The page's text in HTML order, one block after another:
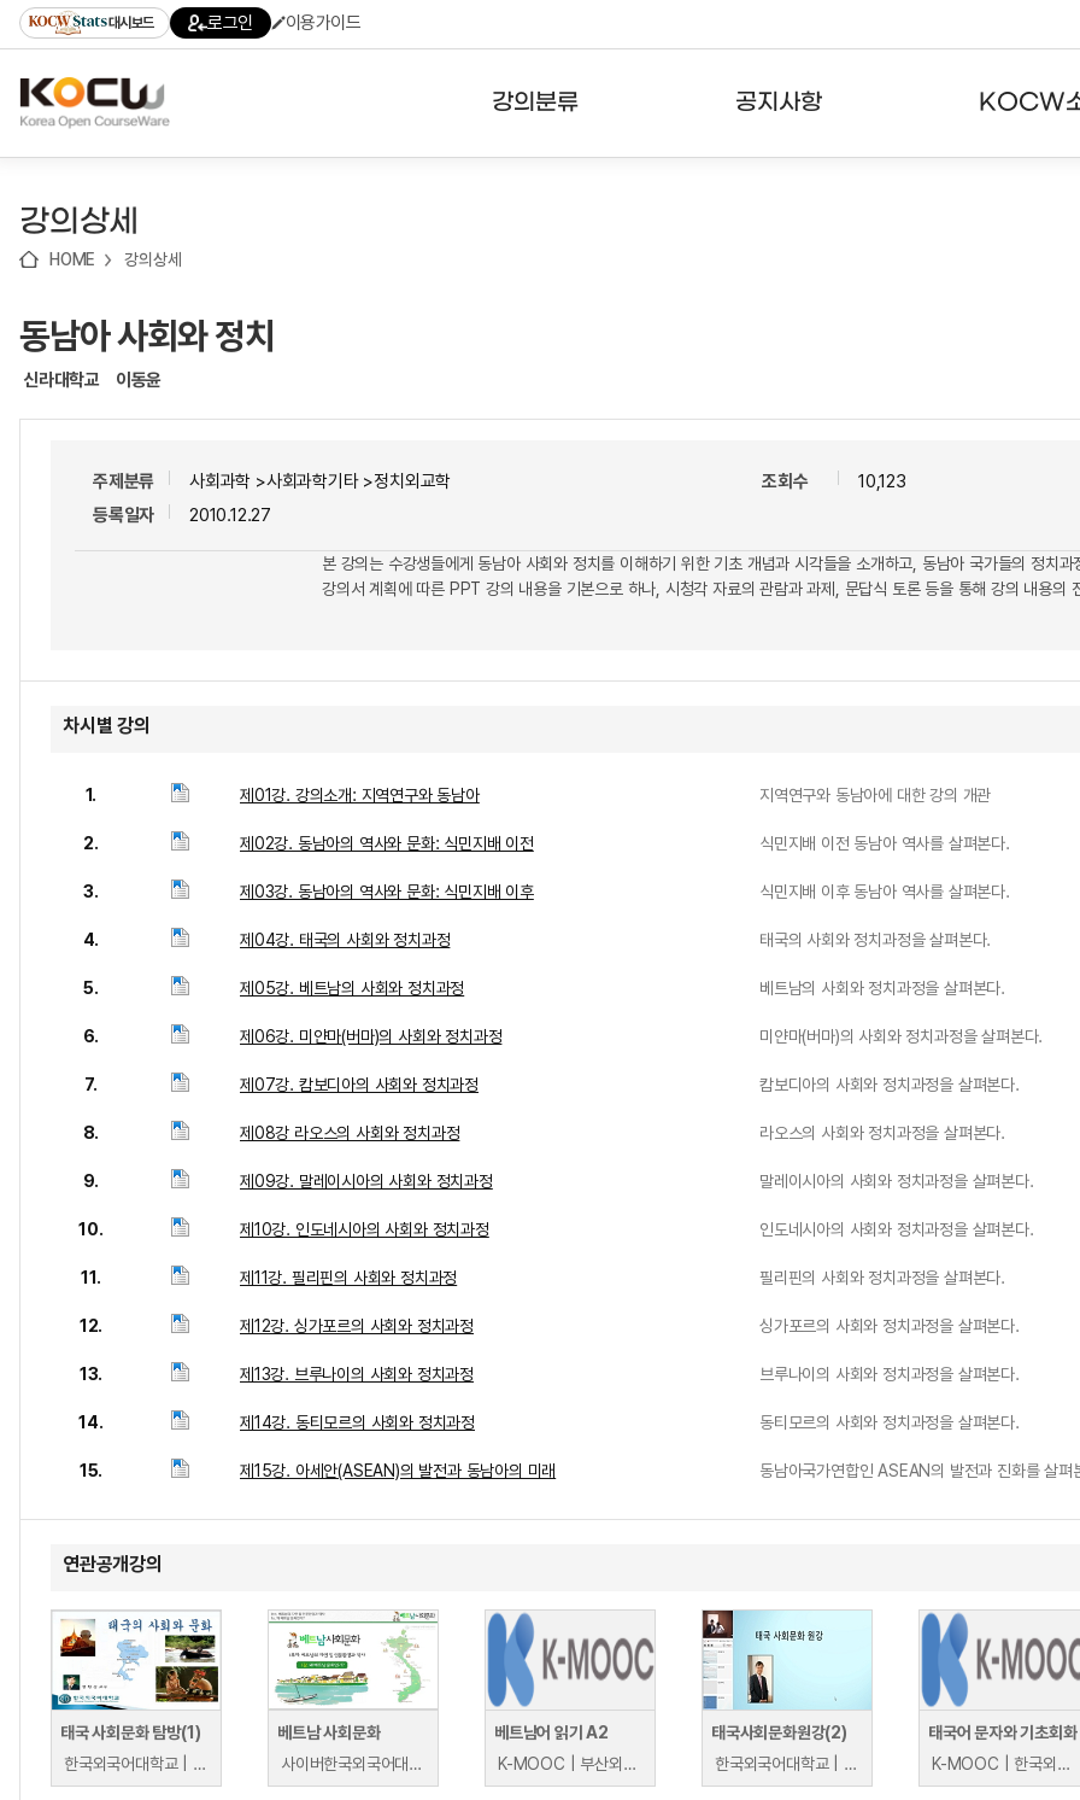
기
기
기
content)
가
대시보드 로그인 이용가이드
강의분류 공지사항 KOCW
강의상세
HOME 강의상세
동남아 사회와 정치
신라대학교 이동윤
주제분류
사회과학 >사회과학기타 >정치외교학
등록일자
2010.12.27
조회수 10,123
본 강의는 수강생들에게 동남아 사회와 정치를 이해하기 위한 기초 개념과 시각들을 소개하고, 동남아 국가들의 정치
강의서 계획에 따른 PPT 강의 내용을 기본으로 하나, 시청각 자료의 관람과 과제, 문답식 토론 등을 통해 강의 내용의
차시별 강의
1. 제01강. 강의소개: 지역연구와 동남아 지역연구와 동남아에 대한 강의 개관
2. 제02강. 동남아의 역사와 문화: 식민지배 이전 식민지배 이전 동남아 역사를 살펴본다.
3. 제03강. 동남아의 역사와 문화: 식민지배 이후 식민지배 이후 동남아 역사를 살펴본다.
4. 제04강. 태국의 사회와 정치과정 태국의 사회와 정치과정을 살펴본다.
5. 제05강. 베트남의 사회와 정치과정 베트남의 사회와 정치과정을 살펴본다.
6. 제06강. 미얀마(버마)의 사회와 정치과정 미얀마(버마)의 사회와 정치과정을 살펴본다.
7. 제07강. 캄보디아의 사회와 정치과정 캄보디아의 사회와 정치과정을 살펴본다.
8. 제08강 라오스의 사회와 정치과정 라오스의 사회와 정치과정을 살펴본다.
9. 제09강. 말레이시아의 사회와 정치과정 말레이시아의 사회와 정치과정을 살펴본다.
10. 제10강. 인도네시아의 사회와 정치과정 인도네시아의 사회와 정치과정을 살펴본다.
11. 제11강. 필리핀의 사회와 정치과정 필리핀의 사회와 정치과정을 살펴본다.
12. 제12강. 싱가포르의 사회와 정치과정 싱가포르의 사회와 정치과정을 살펴본다.
13. 제13강. 브루나이의 사회와 정치과정 브루나이의 사회와 정치과정을 살펴본다.
14. 제14강. 동티모르의 사회와 정치과정 동티모르의 사회와 정치과정을 살펴본다.
15. 제15강. 아세안(ASEAN)의 발전과 동남아의 미래 동남아국가연합인 ASEAN의 발전과 진화를 살펴
연관공개강의
태국 사회문화 탐방(1)
한국외국어대학교 | 정환승
베트남 사회문화
사이버한국외국어대학교 | 장준영
베트남어 읽기 A2
K-MOOC | 부산외국어대학교 배양수
태국사회문화원강(2)
한국외국어대학교 | 정환승
태국어 문자와 기초회화
K-MOOC | 한국외국어대학교 박경은